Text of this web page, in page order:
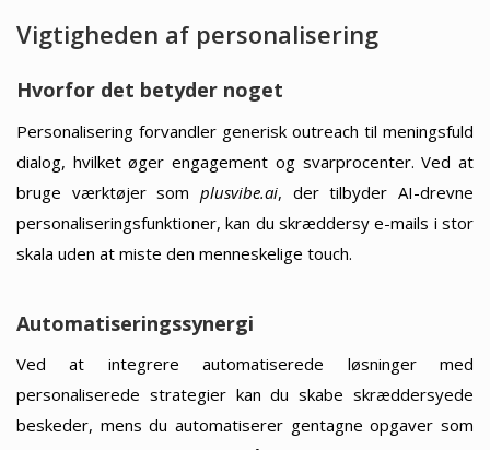
Vigtigheden af personalisering
Hvorfor det betyder noget
Personalisering forvandler generisk outreach til meningsfuld
dialog, hvilket øger engagement og svarprocenter. Ved at
bruge værktøjer som plusvibe.ai, der tilbyder AI-drevne
personaliseringsfunktioner, kan du skræddersy e-mails i stor
skala uden at miste den menneskelige touch.
Automatiseringssynergi
Ved at integrere automatiserede løsninger med
personaliserede strategier kan du skabe skræddersyede
beskeder, mens du automatiserer gentagne opgaver som